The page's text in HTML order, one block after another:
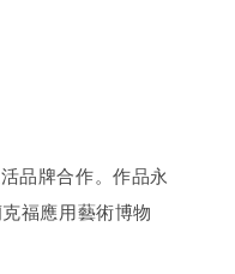
品牌合作。作品永
福應用藝術博物